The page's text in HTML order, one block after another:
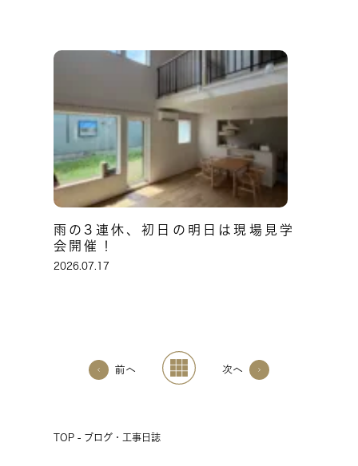
雨の3連休、初日の明日は現場見学
会開催！
2026.07.17
前へ 次へ
TOP - ブログ・工事日誌